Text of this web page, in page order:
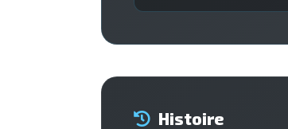
Histoire